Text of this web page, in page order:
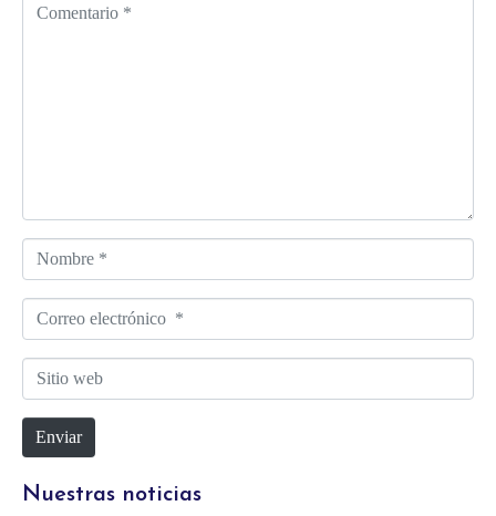
r
i
o
*
o
e
*
o
i
o
Enviar
Nuestras noticias